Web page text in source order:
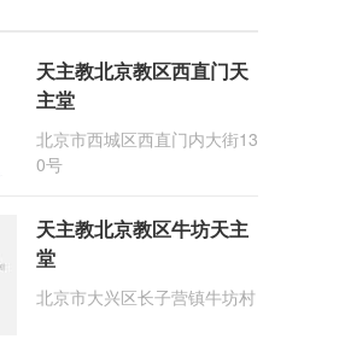
粮、精神生活清澈不竭的泉
源” (参《启示宪章》21号)。
我们必须重视圣经，推崇读
经，进而能够使教会儿女广泛
地获得圣言的滋养与光照为秉
仰传统，深化家庭信仰生活与
信德代际传递，北京教区定20
年"以"祢的言语是我步履前的
天主教北京教区西直门天
主堂
北京市西城区西直门内大街13
0号
天主教北京教区牛坊天主
堂
北京市大兴区长子营镇牛坊村